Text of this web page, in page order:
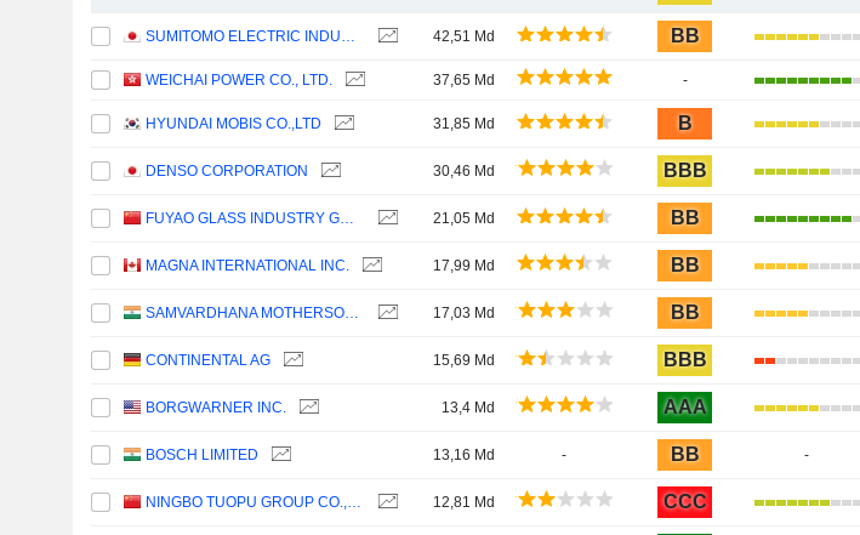
SUMITOMO ELECTRIC INDUSTRIES, LTD. 42,51 Md BB
WEICHAI POWER CO., LTD. 37,65 Md -
HYUNDAI MOBIS CO.,LTD 31,85 Md B
DENSO CORPORATION 30,46 Md BBB
FUYAO GLASS INDUSTRY GROUP CO., LTD. 21,05 Md BB
MAGNA INTERNATIONAL INC. 17,99 Md BB
SAMVARDHANA MOTHERSON INTERNATIONAL LIMITED 17,03 Md BB
CONTINENTAL AG 15,69 Md BBB
BORGWARNER INC. 13,4 Md AAA
BOSCH LIMITED 13,16 Md - BB -
NINGBO TUOPU GROUP CO.,LTD. 12,81 Md CCC